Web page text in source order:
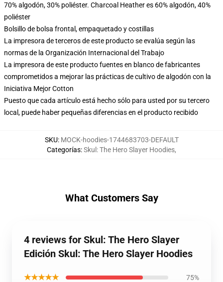
70% algodón, 30% poliéster. Charcoal Heather es 60% algodón, 40%
poliéster
Bolsillo de bolsa frontal, empaquetado y costillas
La impresora de terceros de este producto se evalúa según las
normas de la Organización Internacional del Trabajo
La impresora de este producto fuentes en blanco de fabricantes
comprometidos a mejorar las prácticas de cultivo de algodón con la
Iniciativa Mejor Cotton
Puesto que cada artículo está hecho sólo para usted por su tercero
local, puede haber pequeñas diferencias en el producto recibido
SKU: MOCK-hoodies-1744683703-DEFAULT
Categorías:Skul: The Hero Slayer Hoodies,
What Customers Say
4 reviews for Skul: The Hero Slayer
Edición Skul: The Hero Slayer Hoodies
★★★★★ 75%